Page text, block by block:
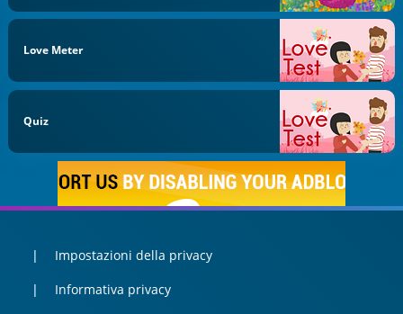
Love Meter
Quiz
Impostazioni della privacy
Informativa privacy